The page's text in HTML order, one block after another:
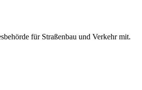
für Straßenbau und Verkehr mit.